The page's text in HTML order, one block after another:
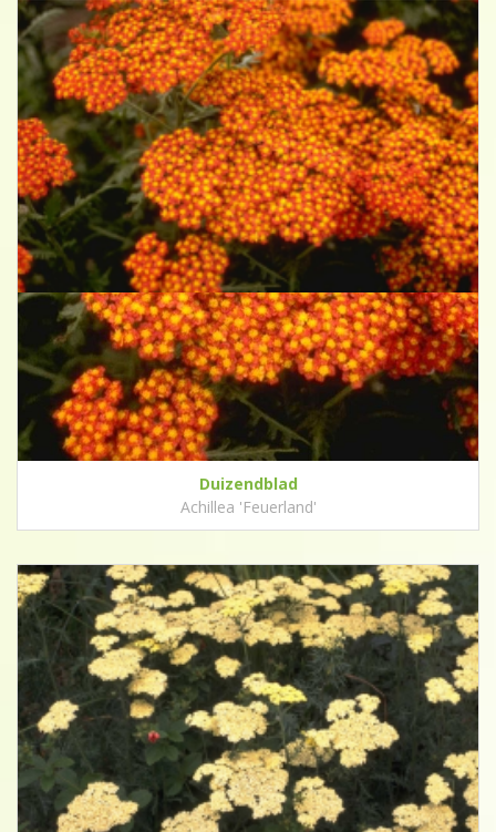
Duizendblad
Achillea 'Feuerland'